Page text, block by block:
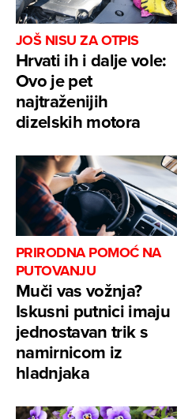
JOŠ NISU ZA OTPIS
Hrvati ih i dalje vole:
Ovo je pet
najtraženijih
dizelskih motora
PRIRODNA POMOĆ NA
PUTOVANJU
Muči vas vožnja?
Iskusni putnici imaju
jednostavan trik s
namirnicom iz
hladnjaka